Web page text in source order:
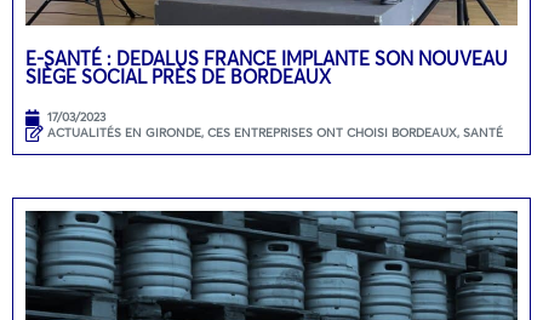
E-SANTÉ : DEDALUS FRANCE IMPLANTE SON NOUVEAU
SIÈGE SOCIAL PRÈS DE BORDEAUX
17/03/2023
ACTUALITÉS EN GIRONDE, CES ENTREPRISES ONT CHOISI BORDEAUX, SANTÉ